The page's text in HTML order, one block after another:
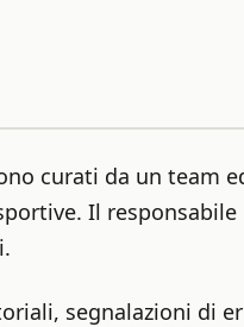
curati da un team
Il
segnalazioni di